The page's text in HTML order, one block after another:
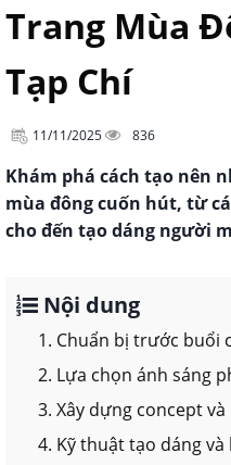
Trang Mùa
Tạp Chí
11/11/2025 836
Khám phá cách tạo nên
mùa đông cuốn hút, từ
cho đến tạo dáng người
Nội dung
1. Chuẩn bị trước buổi
2. Lựa chọn ánh sáng
3. Xây dựng concept
4. Kỹ thuật tạo dáng